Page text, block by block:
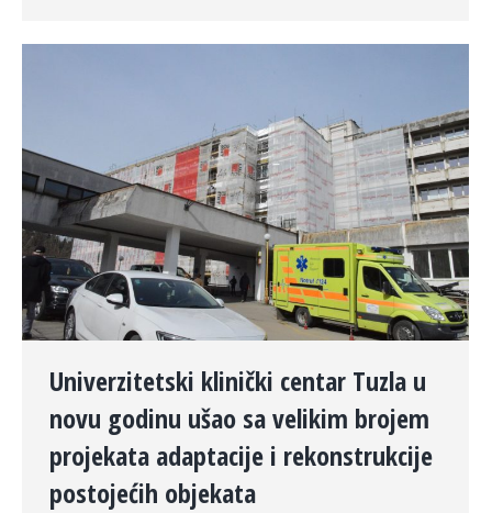
Univerzitetski klinički centar Tuzla u
novu godinu ušao sa velikim brojem
projekata adaptacije i rekonstrukcije
postojećih objekata